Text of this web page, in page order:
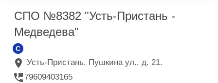
СПО №8382 "Усть-Пристань -
Медведева"
C
Усть-Пристань, Пушкина ул., д. 21.
79609403165